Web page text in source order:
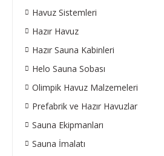
Havuz Sistemleri
Hazır Havuz
Hazır Sauna Kabinleri
Helo Sauna Sobası
Olimpik Havuz Malzemeleri
Prefabrik ve Hazır Havuzlar
Sauna Ekipmanları
Sauna İmalatı